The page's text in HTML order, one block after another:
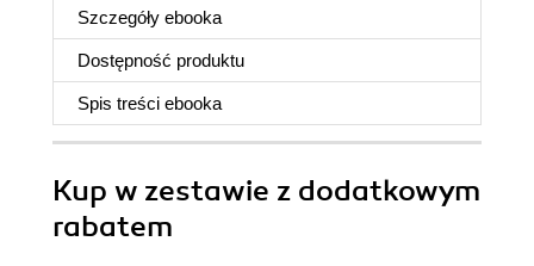
Szczegóły ebooka
Dostępność produktu
Spis treści ebooka
Kup w zestawie z dodatkowym
rabatem